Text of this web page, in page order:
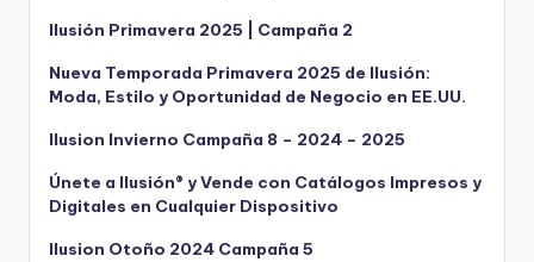
Ilusión Primavera 2025 | Campaña 2
Nueva Temporada Primavera 2025 de Ilusión:
Moda, Estilo y Oportunidad de Negocio en EE.UU.
Ilusion Invierno Campaña 8 – 2024 – 2025
Únete a Ilusión® y Vende con Catálogos Impresos y
Digitales en Cualquier Dispositivo
Ilusion Otoño 2024 Campaña 5